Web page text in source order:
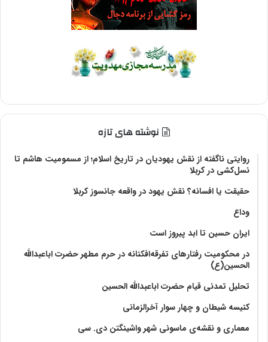
نوشته های تازه
روایتی ناگفته از نقش یهودیان در تاریخ اسلام؛ از مسمومیت هاشم تا
نسل‌کشی در کربلا
حقیقت یا افسانه؟‌ نقش یهود در واقعه جانسوز کربلا
وداع
ایران حسین تا ابد پیروز است
در محکومیت رفتارهای تفرقه‌افکنانه در حرم مطهر حضرت اباعبدالله
الحسین(ع)
تحلیل تمدنی قیام حضرت اباعبدالله الحسین
کنیسه شیطان و چهار سوار آخرالزمانی
معماری و نقشه‌ی ماسونی شهر واشينگتن دی. سی